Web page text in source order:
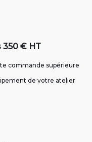
350 € HT
commande supérieure
de votre atelier